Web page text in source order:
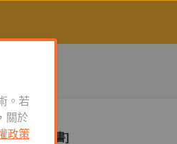
[客語有聲書]
。若
關於
政策